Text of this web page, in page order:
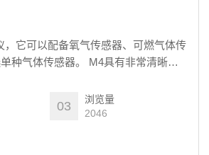
它可以配备氧气传感器、可燃气体传
种气体传感器。 M4具有非常清晰的
03
浏览量
2046